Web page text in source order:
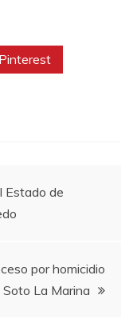
Pinterest
Estado de
por homicidio
La Marina